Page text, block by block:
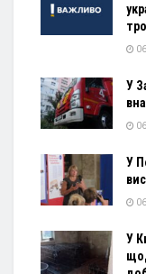
У
У
У